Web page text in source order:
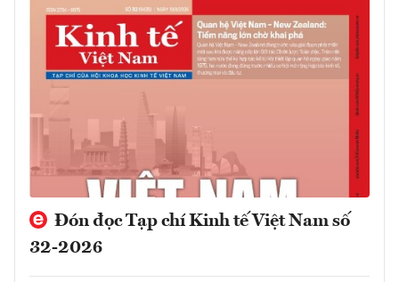
Đón đọc Tạp chí Kinh tế Việt Nam số
32-2026